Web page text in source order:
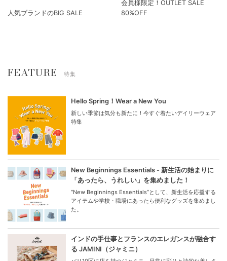
人気ブランドのBIG SALE
会員様限定！OUTLET SALE
80%OFF
FEATURE 特集
Hello Spring！Wear a New You
新しい季節は気分も新たに！今すぐ着たいデイリーウェア
特集
New Beginnings Essentials - 新生活の始まりに
「あったら、うれしい」を集めました！
“New Beginnings Essentials”として、新生活を応援する
アイテムや学校・職場にあったら便利なグッズを集めまし
た。
インドの手仕事とフランスのエレガンスが融合す
る JAMINI（ジャミニ）